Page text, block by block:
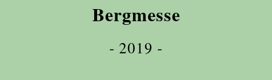
Bergmesse
- 2019 -